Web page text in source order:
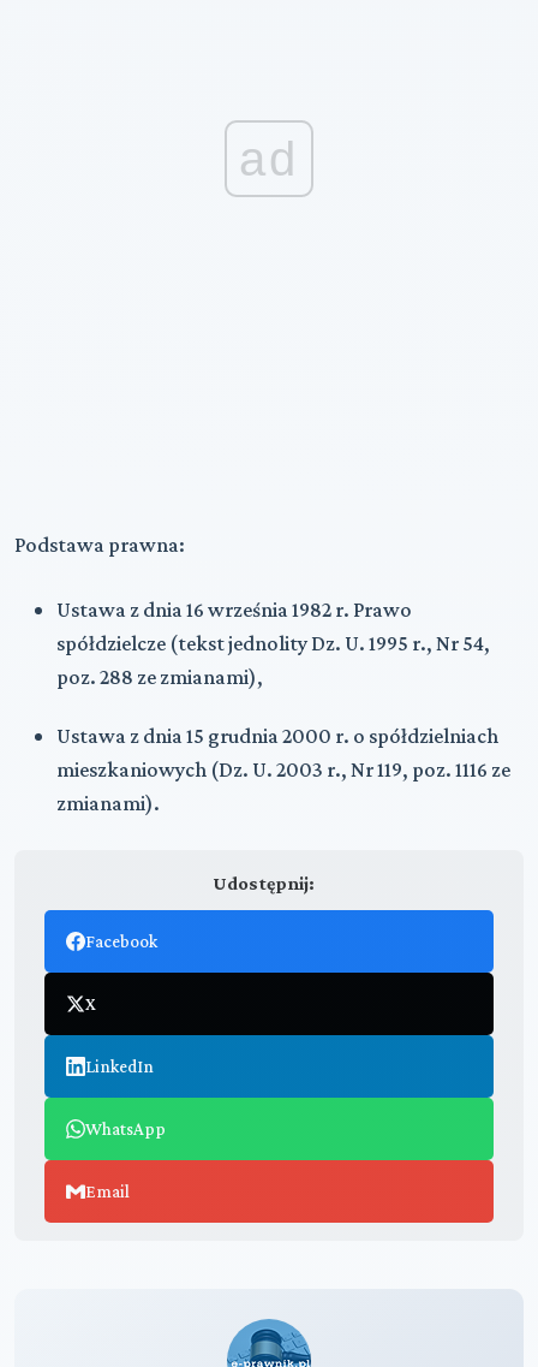
ad
Podstawa prawna:
Ustawa z dnia 16 września 1982 r. Prawo
spółdzielcze (tekst jednolity Dz. U. 1995 r., Nr 54,
poz. 288 ze zmianami),
Ustawa z dnia 15 grudnia 2000 r. o spółdzielniach
mieszkaniowych (Dz. U. 2003 r., Nr 119, poz. 1116 ze
zmianami).
Udostępnij:
Facebook
X
LinkedIn
WhatsApp
Email